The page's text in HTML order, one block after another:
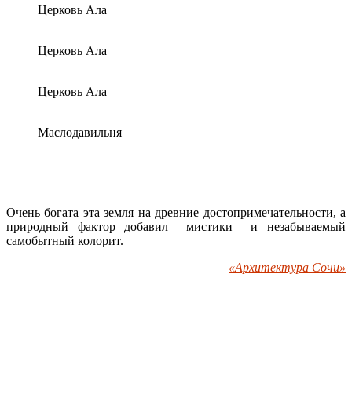
Церковь Ала
Церковь Ала
Церковь Ала
Маслодавильня
Очень богата эта земля на древние достопримечательности, а
природный фактор добавил мистики и незабываемый
самобытный колорит.
«Архитектура Сочи»